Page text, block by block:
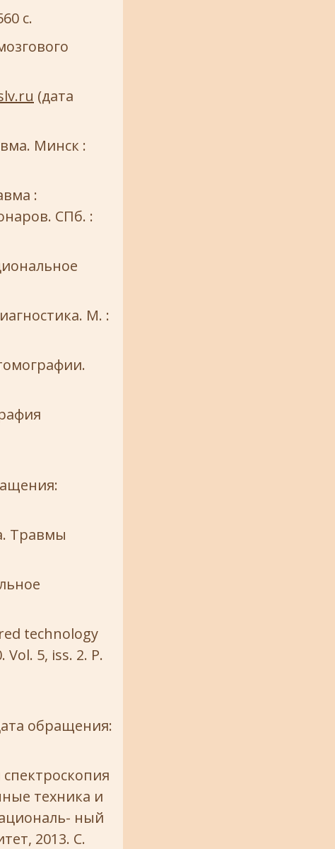
с.
(дата
Минск :
:
СПб. :
М. :
Травмы
technology
5, iss. 2. P.
обращения:
техника и
ный
2013. С.